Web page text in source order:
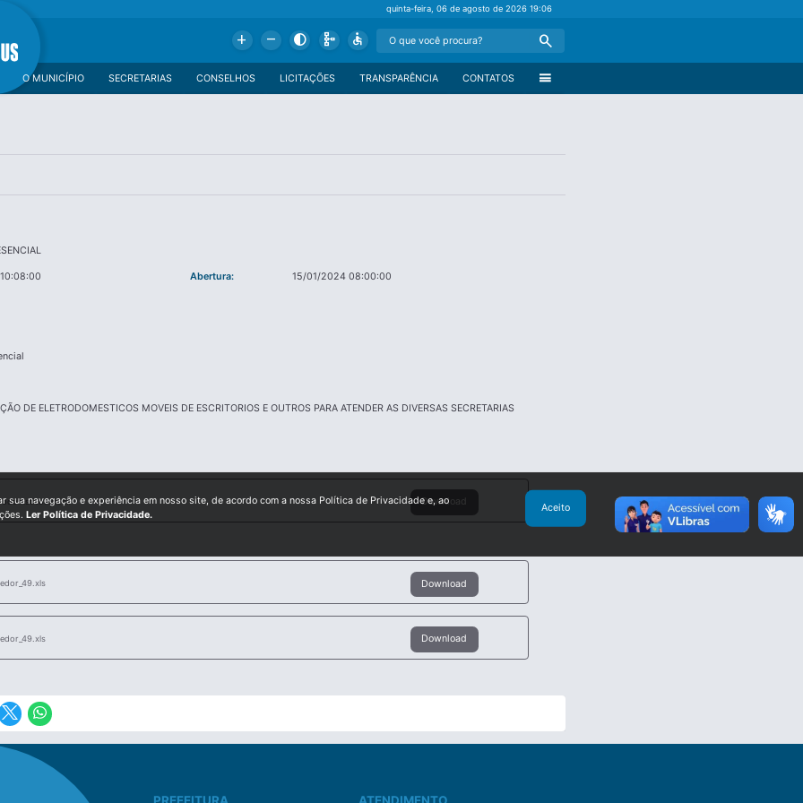
quinta-feira, 06 de agosto de 202619:06
Add Remove Contrast Schema Accessible Search
menu
CONTATOS
TRANSPARÊNCIA
LICITAÇÕES
CONSELHOS
SECRETARIAS
O MUNICÍPIO
Abertura: 15/01/2024 08:00:00
DE ELETRODOMESTICOS MOVEIS DE ESCRITORIOS E OUTROS PARA ATENDER AS DIVERSAS SECRETARIAS
Download
Download
Download
navegação e experiência em nosso site, de acordo com a nossa Política de Privacidade e, ao
Ler Política de Privacidade.
Aceito